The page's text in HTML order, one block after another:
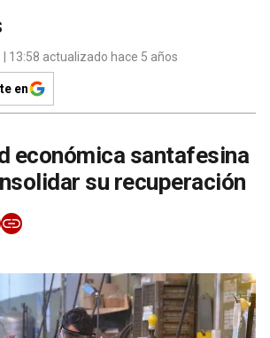
13:58 actualizado hace 5 años
en
económica santafesina
su recuperación